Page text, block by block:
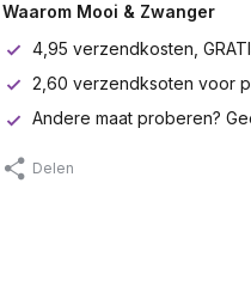
Waarom Mooi & Zwanger
4,95 verzendkosten,
2,60 verzendksoten voor
Andere maat proberen?
Delen